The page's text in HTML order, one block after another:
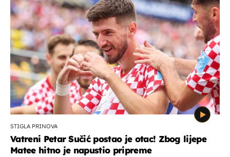
STIGLA PRINOVA
Vatreni Petar Sučić postao je otac! Zbog lijepe
Matee hitno je napustio pripreme